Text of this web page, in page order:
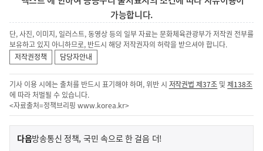
가능합니다.
단, 사진, 이미지, 일러스트, 동영상 등의 일부 자료는 문화체육관광부가 저작권 전부를
보유하고 있지 아니하므로, 반드시 해당 저작권자의 허락을 받으셔야 합니다.
저작권정책
담당자안내
기사 이용 시에는 출처를 반드시 표기해야 하며, 위반 시 저작권법 제37조 및제138조
에 따라 처벌될 수 있습니다.
<자료출처=정책브리핑 www.korea.kr>
이다음기
방송통신 정책, 국민 속으로 한 걸음 더!